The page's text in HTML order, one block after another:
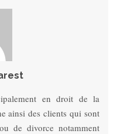
en droit de la
ainsi des clients qui sont
de divorce notamment